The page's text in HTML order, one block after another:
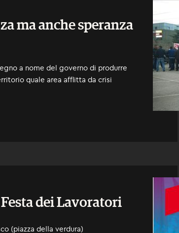
ma anche speranza
a nome del governo di produrre
quale area afflitta da crisi
dei Lavoratori
(piazza della verdura)